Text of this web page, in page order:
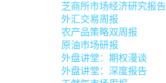
芝商所市场经济研究报告
外汇交易周报
农产品策略双周报
原油市场研报
外盘讲堂：期权漫谈
外盘讲堂：深度报告